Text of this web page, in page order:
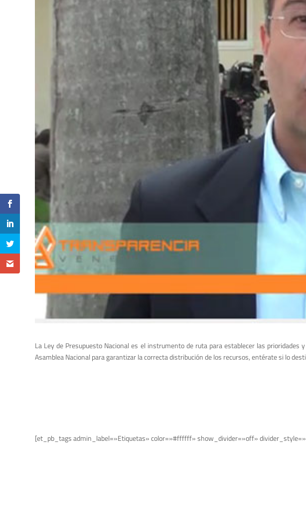
La Ley de Presupuesto Nacional es el instrumento de ruta para establecer las
Asamblea Nacional para garantizar la correcta distribución de los recursos, entérate si lo
[et_pb_tags admin_label=»Etiquetas» color=»#ffffff» show_divider=»off»